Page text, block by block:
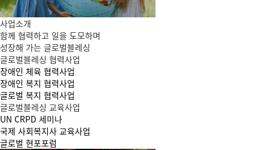
사업소개
함께 협력하고 일을 도모하며
성장해 가는 글로벌블레싱
글로벌블레싱 협력사업
장애인 체육 협력사업
장애인 복지 협력사업
글로벌 복지 협력사업
글로벌블레싱 교육사업
UN CRPD 세미나
국제 사회복지사 교육사업
글로벌 현포포럼